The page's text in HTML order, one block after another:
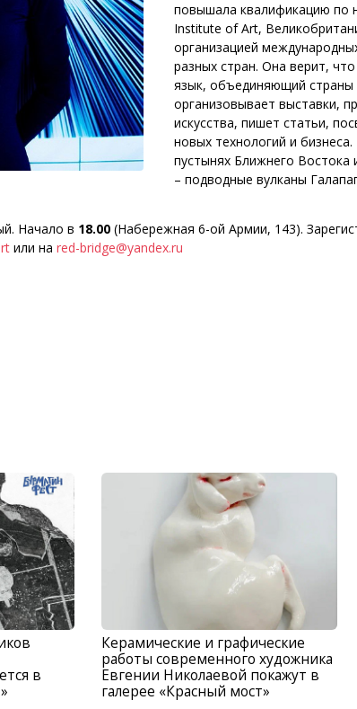
повышала квалификацию по
Institute of Art,
организацией
разных стран. Она верит,
язык, объединяющий страны
организовывает выставки,
искусства, пишет статьи,
новых технологий и
пустынях Ближнего Востока
– подводные вулканы
Начало в 18.00 (Набережная 6-ой Армии, 143).
или на red-bridge@yandex.ru
в
Керамические и графические
работы современного художника
Евгении Николаевой покажут в
галерее «Красный мост»